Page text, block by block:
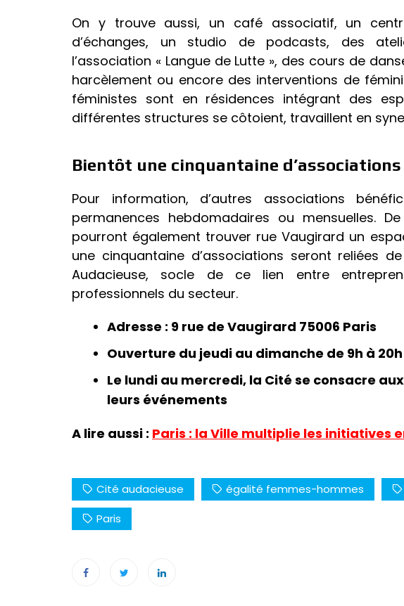
On y trouve aussi, un café associatif, un
d’échanges, un studio de podcasts, des
l’association « Langue de Lutte », des cours de
harcèlement ou encore des interventions de
féministes sont en résidences intégrant des
différentes structures se côtoient, travaillent en
Bientôt une cinquantaine
Pour information, d’autres associations
permanences hebdomadaires ou mensuelles.
pourront également trouver rue Vaugirard un
une cinquantaine d’associations seront reliées
Audacieuse, socle de ce lien entre
professionnels du secteur.
Adresse : 9 rue de Vaugirard 75006 Paris
Ouverture du jeudi au dimanche de 9h à
Le lundi au mercredi, la Cité se consacre
leurs événements
A lire aussi : Paris : la Ville multiplie les initiatives
Cité audacieuse égalité femmes-hommes
Paris